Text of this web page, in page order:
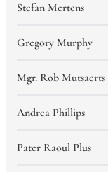
Stefan Mertens
Gregory Murphy
Mgr. Rob Mutsaerts
Andrea Phillips
Pater Raoul Plus